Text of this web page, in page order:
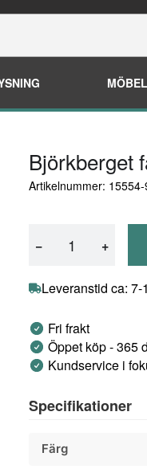
Björkberget
Artikelnummer:
− +
Leveranstid ca:
Fri frakt
Öppet köp - 365
Kundservice i
Specifikationer
Färg